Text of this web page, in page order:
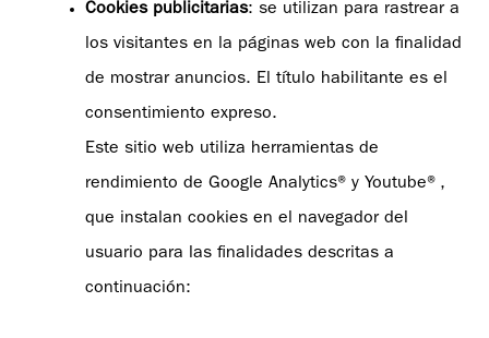
Cookies publicitarias: se utilizan para rastrear a
los visitantes en la páginas web con la finalidad
de mostrar anuncios. El título habilitante es el
consentimiento expreso.
Este sitio web utiliza herramientas de
rendimiento de Google Analytics® y Youtube®,
que instalan cookies en el navegador del
usuario para las finalidades descritas a
continuación: